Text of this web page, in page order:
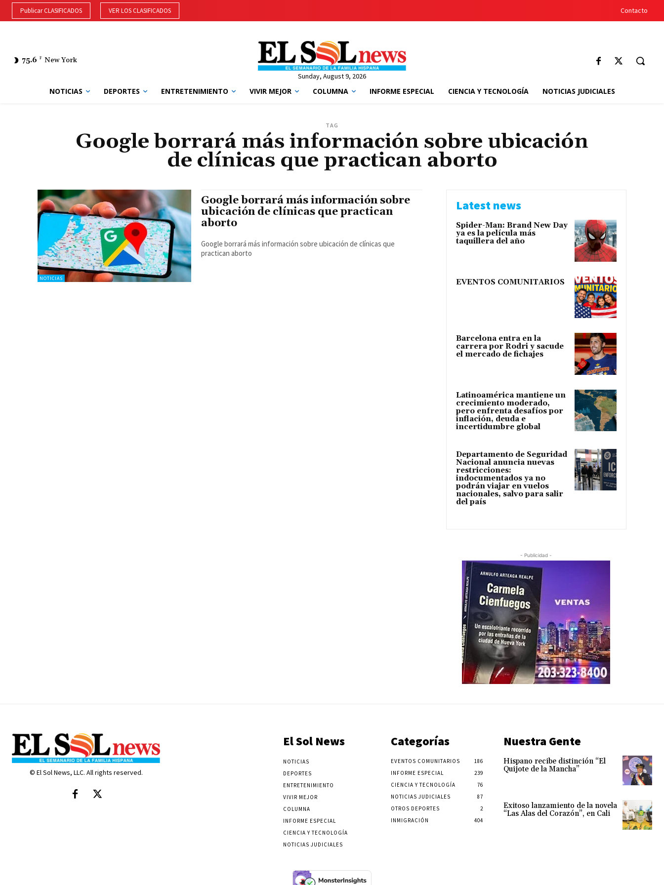
Publicar CLASIFICADOS VER LOS CLASIFICADOS Contacto
75.6 F New York
Sunday, August 9, 2026
NOTICIAS DEPORTES ENTRETENIMIENTO VIVIR MEJOR COLUMNA INFORME ESPECIAL CIENCIA Y TECNOLOGÍA NOTICIAS JUDICIALES
TAG
Google borrará más información sobre ubicación
de clínicas que practican aborto
NOTICIAS
Google borrará más información sobre
ubicación de clínicas que practican
aborto
Google borrará más información sobre ubicación de clínicas que
practican aborto
Latest news
Spider-Man: Brand New Day
ya es la película más
taquillera del año
EVENTOS COMUNITARIOS
Barcelona entra en la
carrera por Rodri y sacude
el mercado de fichajes
Latinoamérica mantiene un
crecimiento moderado,
pero enfrenta desafíos por
inflación, deuda e
incertidumbre global
Departamento de Seguridad
Nacional anuncia nuevas
restricciones:
indocumentados ya no
podrán viajar en vuelos
nacionales, salvo para salir
del país
- Publicidad -
© El Sol News, LLC. All rights reserved.
El Sol News
NOTICIAS
DEPORTES
ENTRETENIMIENTO
VIVIR MEJOR
COLUMNA
INFORME ESPECIAL
CIENCIA Y TECNOLOGÍA
NOTICIAS JUDICIALES
Categorías
EVENTOS COMUNITARIOS
186
INFORME ESPECIAL
239
CIENCIA Y TECNOLOGÍA
76
NOTICIAS JUDICIALES
87
OTROS DEPORTES
2
INMIGRACIÓN
404
Nuestra Gente
Hispano recibe distinción “El
Quijote de la Mancha”
Exitoso lanzamiento de la novela
“Las Alas del Corazón”, en Cali